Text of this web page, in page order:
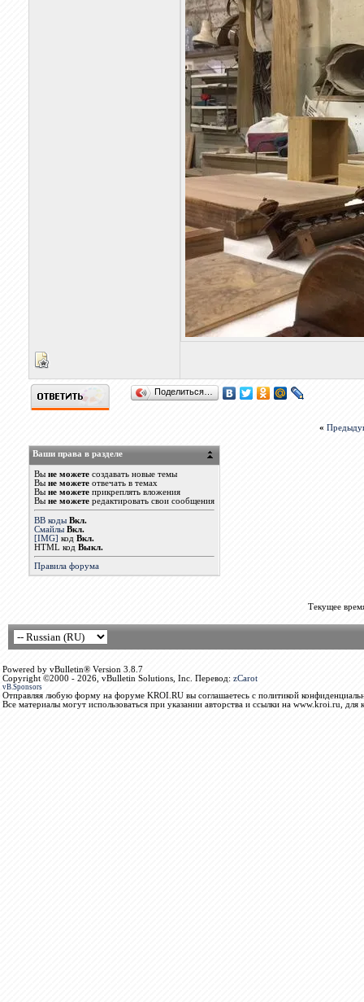
Поделиться…
«
Ваши права в разделе
Вы не можетесоздавать новые темы
Вы не можетеотвечать в темах
Вы не можетеприкреплять вложения
Вы не можетередактировать свои сообщения
BB коды Вкл.
Смайлы Вкл.
[IMG] код Вкл.
HTML код Выкл.
Правила форума
Текущее
Powered by vBulletin® Version 3.8.7
Copyright ©2000 - 2026, vBulletin Solutions, Inc. Перевод: zCarot
vB.Sponsors
Отправляя любую форму на форуме KROI.RU вы соглашаетесь с политикой
Все материалы могут использоваться при указании авторства и ссылки на www.kroi.ru, для